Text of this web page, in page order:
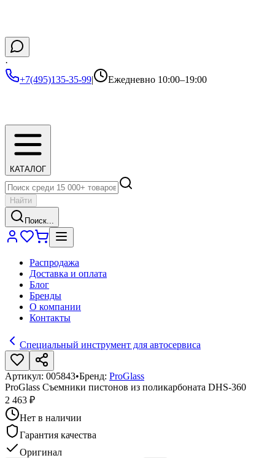
·
+7(495)135-35-99| Ежедневно 10:00–19:00
КАТАЛОГ
Найти
Поиск...
Распродажа
Доставка и оплата
Блог
Бренды
О компании
Контакты
Специальный инструмент для автосервиса
Артикул: 005843•Бренд: ProGlass
ProGlass Съемники пистонов из поликарбоната DHS-360
2 463 ₽
Нет в наличии
Гарантия качества
Оригинал